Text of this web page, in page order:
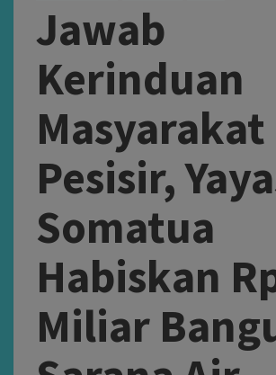
Jawab
Kerinduan
Masyarakat
Pesisir,
Somatua
Habiskan
Miliar